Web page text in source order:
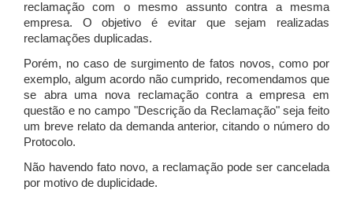
reclamação com o mesmo assunto contra a mesma
empresa. O objetivo é evitar que sejam realizadas
reclamações duplicadas.
Porém, no caso de surgimento de fatos novos, como por
exemplo, algum acordo não cumprido, recomendamos que
se abra uma nova reclamação contra a empresa em
questão e no campo "Descrição da Reclamação" seja feito
um breve relato da demanda anterior, citando o número do
Protocolo.
Não havendo fato novo, a reclamação pode ser cancelada
por motivo de duplicidade.